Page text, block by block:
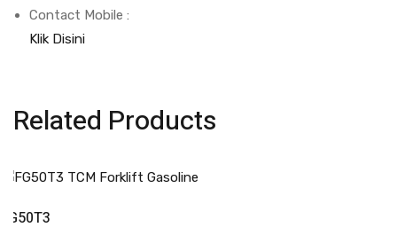
Contact Mobile :
Klik Disini
Related Products
FG50T3